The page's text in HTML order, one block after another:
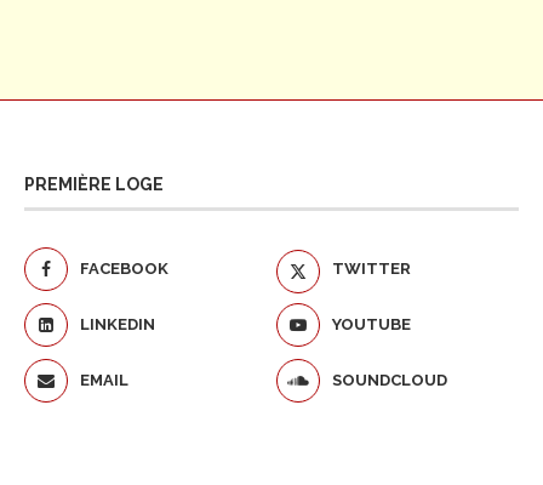
PREMIÈRE LOGE
FACEBOOK TWITTER
LINKEDIN YOUTUBE
EMAIL SOUNDCLOUD